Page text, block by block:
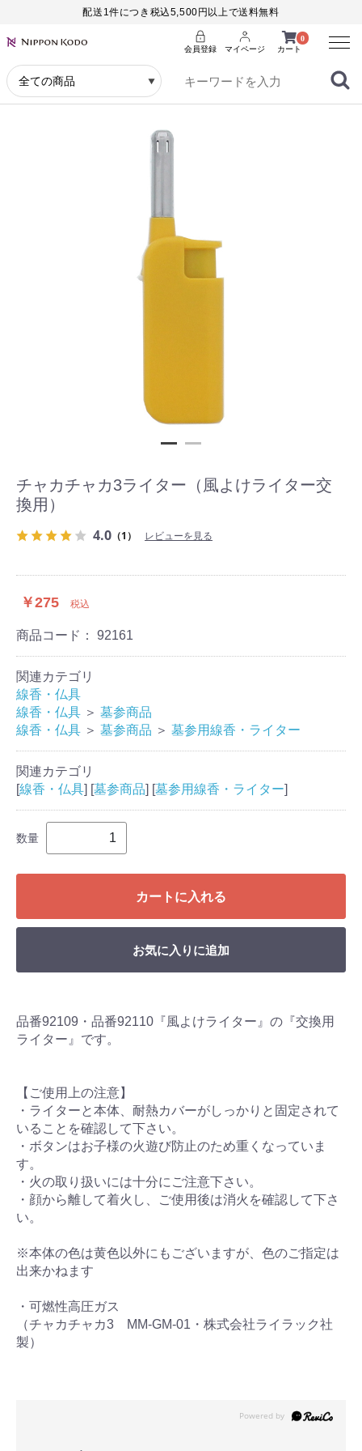
配送1件につき税込5,500円以上で送料無料
0
カート
会員登録 マイページ
Menu
チャカチャカ3ライター（風よけライター交
換用）
4.0 （1） レビューを見る
￥275 税込
商品コード： 92161
関連カテゴリ
線香・仏具
線香・仏具 ＞ 墓参商品
線香・仏具 ＞ 墓参商品 ＞ 墓参用線香・ライター
関連カテゴリ
[線香・仏具] [墓参商品] [墓参用線香・ライター]
数量
カートに入れる
お気に入りに追加
品番92109・品番92110『風よけライター』の『交換用
ライター』です。
【ご使用上の注意】
・ライターと本体、耐熱カバーがしっかりと固定されて
いることを確認して下さい。
・ボタンはお子様の火遊び防止のため重くなっていま
す。
・火の取り扱いには十分にご注意下さい。
・顔から離して着火し、ご使用後は消火を確認して下さ
い。
※本体の色は黄色以外にもございますが、色のご指定は
出来かねます
・可燃性高圧ガス
（チャカチャカ3 MM-GM-01・株式会社ライラック社
製）